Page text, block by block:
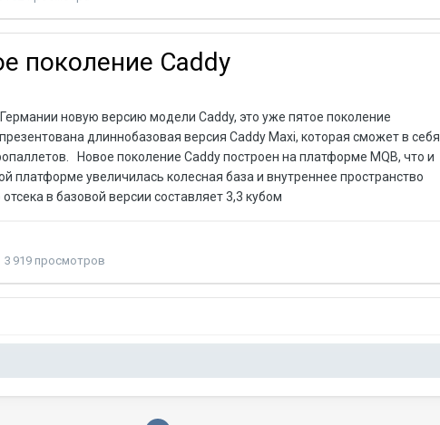
поколение Caddy
новую версию модели Caddy, это уже пятое поколение
длиннобазовая версия Caddy Maxi, которая сможет в себя
Новое поколение Caddy построен на платформе MQB, что и
платформе увеличилась колесная база и внутреннее пространство
в базовой версии составляет 3,3 кубом
3 919 просмотров